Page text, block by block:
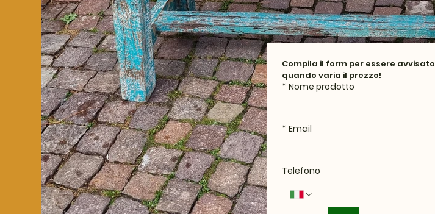
Compila il form per essere avvisato
quando varia il prezzo!
* Nome prodotto
* Email
Telefono